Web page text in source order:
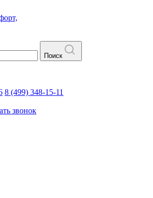
Поиск
8 (499) 348-15-11
звонок